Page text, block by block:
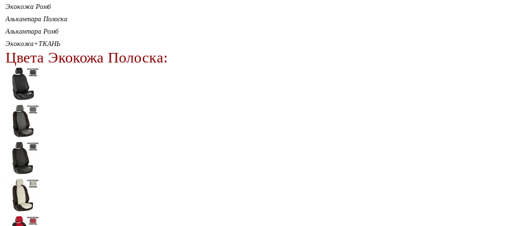
Экокожа Ромб
Алькантара Полоска
Алькантара Ромб
Экокожа+ТКАНЬ
Цвета Экокожа Полоска: